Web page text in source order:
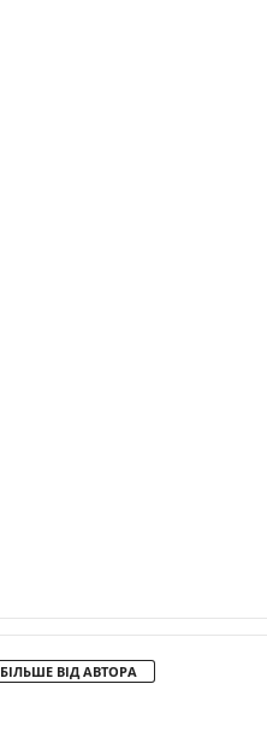
БІЛЬШЕ ВІД АВТОРА